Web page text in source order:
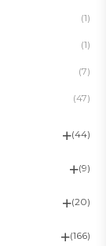
(1)
(1)
(7)
(47)
(44)
(9)
(20)
(166)